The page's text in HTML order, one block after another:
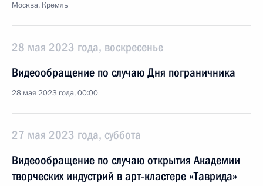
Москва, Кремль
28 мая 2023 года, воскресенье
Видеообращение по случаю Дня пограничника
28 мая 2023 года, 00:00
27 мая 2023 года, суббота
Видеообращение по случаю открытия Академии
творческих индустрий в арт-кластере «Таврида»